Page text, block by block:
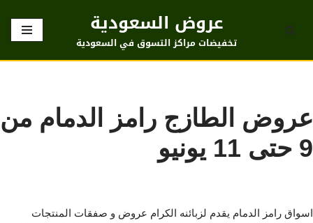
تخطى
عروض السعودية
تخفيضات مراكز التسوق في السعودية
عروض الطازج رامز الدمام من
9 حتى 11 يونيو
اسواق رامز الدمام يقدم لزبائنه الكرام عروض و صفقات المنتجات